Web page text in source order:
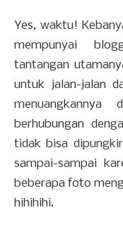
Yes, waktu!
mempunyai
tantangan
untuk jalan-jalan
berhubungan
tidak bisa
sampai-sampai
beberapa foto
hihihihi.